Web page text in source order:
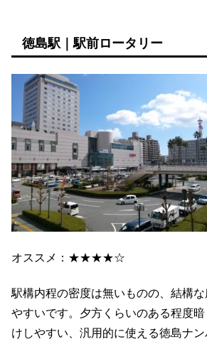
徳島駅｜駅前ロータリー
オススメ：★★★★☆
駅構内程の密度は無いものの、結構
やすいです。夕方くらいのある程度
けしやすい、汎用的に使える徳島ナ